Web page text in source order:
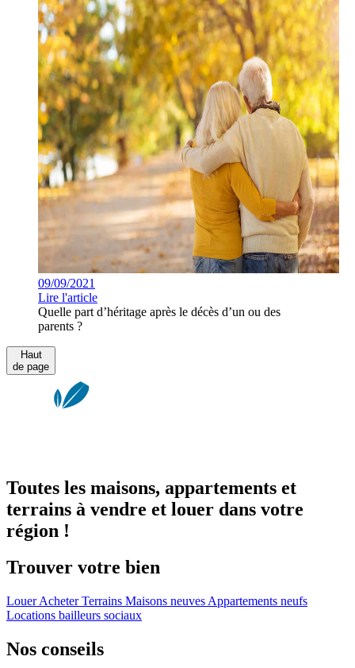
09/09/2021
Lire l'article
Quelle part d’héritage après le décès d’un ou des
parents ?
Haut
de page
Toutes les maisons, appartements et
terrains à vendre et louer dans votre
région !
Trouver votre bien
LouerAcheterTerrains Maisons neuves Appartements neufs
Locations bailleurs sociaux
Nos conseils